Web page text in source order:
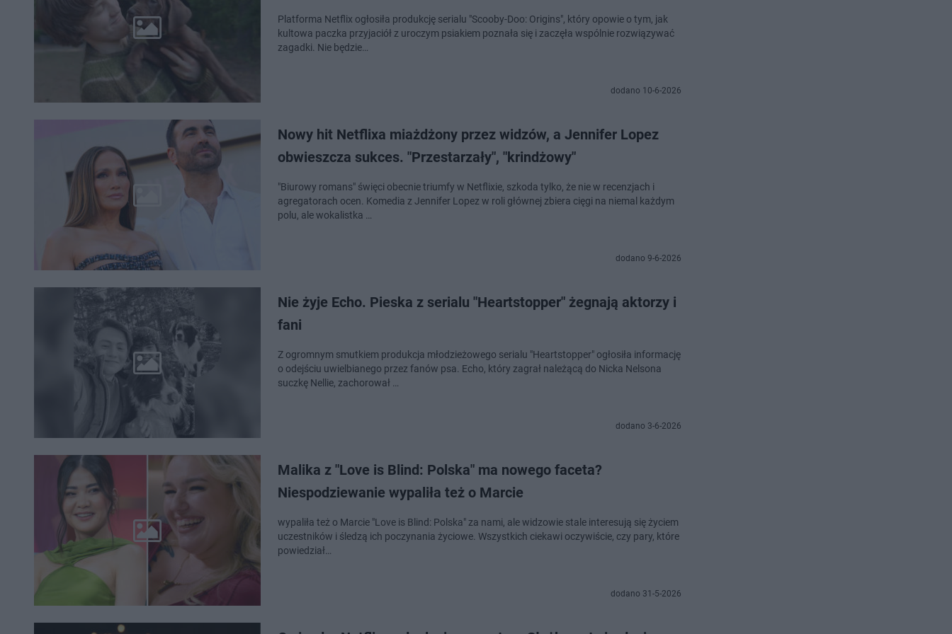
Platforma Netflix ogłosiła produkcję serialu "Scooby-Doo: Origins", który opowie o tym, jak
kultowa paczka przyjaciół z uroczym psiakiem poznała się i zaczęła wspólnie rozwiązywać
zagadki. Nie będzie…
dodano 10-6-2026
Nowy hit Netflixa miażdżony przez widzów, a Jennifer Lopez
obwieszcza sukces. "Przestarzały", "krindżowy"
"Biurowy romans" święci obecnie triumfy w Netflixie, szkoda tylko, że nie w recenzjach i
agregatorach ocen. Komedia z Jennifer Lopez w roli głównej zbiera cięgi na niemal każdym
polu, ale wokalistka …
dodano 9-6-2026
Nie żyje Echo. Pieska z serialu "Heartstopper" żegnają aktorzy i
fani
Z ogromnym smutkiem produkcja młodzieżowego serialu "Heartstopper" ogłosiła informację
o odejściu uwielbianego przez fanów psa. Echo, który zagrał należącą do Nicka Nelsona
suczkę Nellie, zachorował …
dodano 3-6-2026
Malika z "Love is Blind: Polska" ma nowego faceta?
Niespodziewanie wypaliła też o Marcie
wypaliła też o Marcie "Love is Blind: Polska" za nami, ale widzowie stale interesują się życiem
uczestników i śledzą ich poczynania życiowe. Wszystkich ciekawi oczywiście, czy pary, które
powiedział…
dodano 31-5-2026